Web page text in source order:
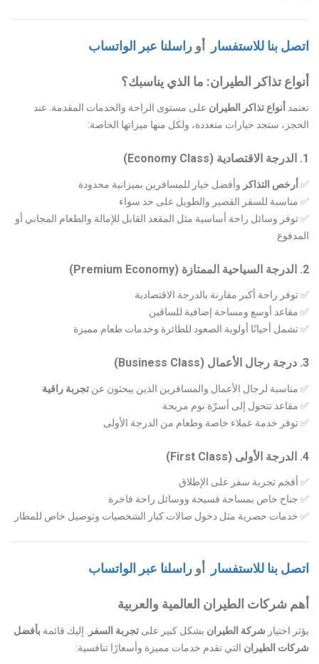
اتصل بنا للاستفسار أو راسلنا عبر الواتساب
أنواع تذاكر الطيران: ما الذي يناسبك؟
تعتمد أنواع تذاكر الطيران على مستوى الراحة والخدمات المقدمة. عند
الحجز، ستجد خيارات متعددة، ولكل منها ميزاتها الخاصة:
1. الدرجة الاقتصادية (Economy Class)
✅ أرخص التذاكر وأفضل خيار للمسافرين بميزانية محدودة
✅ مناسبة للسفر القصير والطويل على حد سواء
✅ توفر وسائل راحة أساسية مثل المقعد القابل للإمالة والطعام المجاني أو
المدفوع
2. الدرجة السياحية الممتازة (Premium Economy)
✅ توفر راحة أكبر مقارنة بالدرجة الاقتصادية
✅ مقاعد أوسع ومساحة إضافية للساقين
✅ تشمل أحيانًا أولوية الصعود للطائرة وخدمات طعام مميزة
3. درجة رجال الأعمال (Business Class)
✅ مناسبة لرجال الأعمال والمسافرين الذين يبحثون عن تجربة راقية
✅ مقاعد تتحول إلى أسرّة نوم مريحة
✅ توفر خدمة عملاء خاصة وطعام من الدرجة الأولى
4. الدرجة الأولى (First Class)
✅ أفخم تجربة سفر على الإطلاق
✅ جناح خاص بمساحة فسيحة ووسائل راحة فاخرة
✅ خدمات حصرية مثل دخول صالات كبار الشخصيات وتوصيل خاص للمطار
اتصل بنا للاستفسار أو راسلنا عبر الواتساب
أهم شركات الطيران العالمية والعربية
يؤثر اختيار شركة الطيران بشكل كبير على تجربة السفر . إليك قائمة بأفضل
شركات الطيران التي تقدم خدمات مميزة وأسعارًا تنافسية: